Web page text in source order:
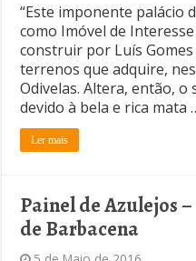
“Este imponente palácio
como Imóvel de
construir por Luís Gomes
terrenos que adquire,
Odivelas. Altera, então, o
devido à bela e rica mata
Ler mais
Painel de Azulejos
de Barbacena